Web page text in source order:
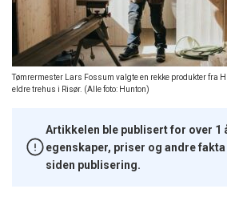
Tømrermester Lars Fossum valgte en rekke produkter fra
eldre trehus i Risør. (Alle foto: Hunton)
Artikkelen ble publisert for over 1
egenskaper, priser og andre
siden publisering.